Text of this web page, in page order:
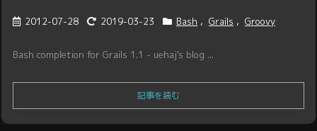
2012-07-28 2019-03-23 Bash , Grails , Groovy
Bash completion for Grails 1.1 - uehaj's blog ...
記事を読む